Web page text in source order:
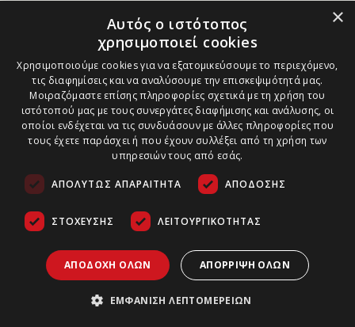
×
Αυτός ο ιστότοπος
χρησιμοποιεί cookies
Χρησιμοποιούμε cookies για να εξατομικεύσουμε το περιεχόμενο,
τις διαφημίσεις και να αναλύσουμε την επισκεψιμότητά μας.
Μοιραζόμαστε επίσης πληροφορίες σχετικά με τη χρήση του
ιστότοπού μας με τους συνεργάτες διαφήμισης και ανάλυσης, οι
οποίοι ενδέχεται να τις συνδυάσουν με άλλες πληροφορίες που
τους έχετε παράσχει ή που έχουν συλλέξει από τη χρήση των
υπηρεσιών τους από εσάς.
ΑΠΟΛΎΤΩΣ ΑΠΑΡΑΊΤΗΤΑ ΑΠΌΔΟΣΗΣ
ΣΤΌΧΕΥΣΗΣ ΛΕΙΤΟΥΡΓΙΚΌΤΗΤΑΣ
ΑΠΟΔΟΧΉ ΌΛΩΝ ΑΠΌΡΡΙΨΗ ΌΛΩΝ
ΕΜΦΆΝΙΣΗ ΛΕΠΤΟΜΕΡΕΙΏΝ